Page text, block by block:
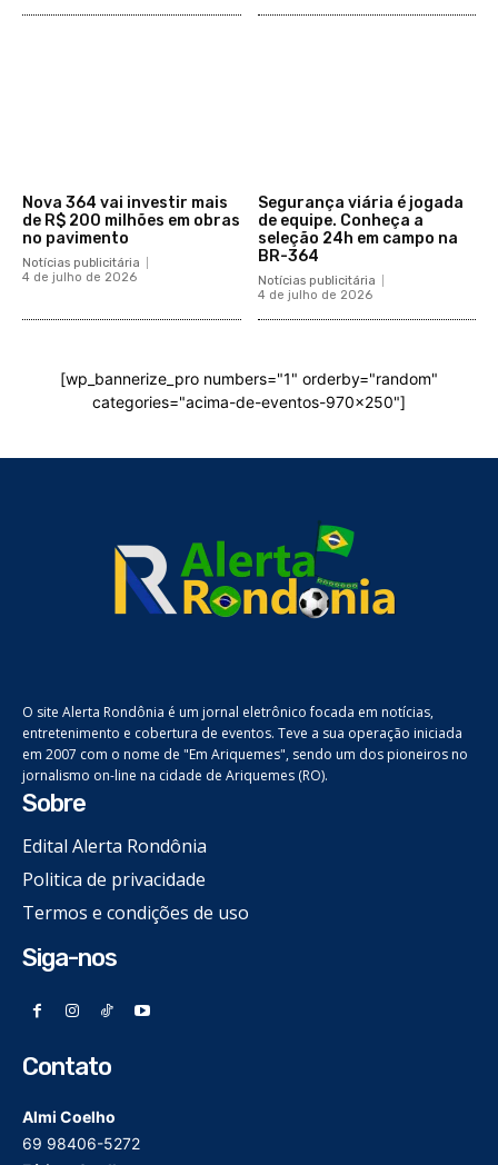
Nova 364 vai investir mais
de R$ 200 milhões em obras
no pavimento
Notícias publicitária
4 de julho de 2026
Segurança viária é jogada
de equipe. Conheça a
seleção 24h em campo na
BR-364
Notícias publicitária
4 de julho de 2026
[wp_bannerize_pro numbers="1" orderby="random"
categories="acima-de-eventos-970x250"]
O site Alerta Rondônia é um jornal eletrônico focada em notícias,
entretenimento e cobertura de eventos. Teve a sua operação iniciada
em 2007 com o nome de "Em Ariquemes", sendo um dos pioneiros no
jornalismo on-line na cidade de Ariquemes (RO).
Sobre
Edital Alerta Rondônia
Politica de privacidade
Termos e condições de uso
Siga-nos
Contato
Almi Coelho
69 98406-5272